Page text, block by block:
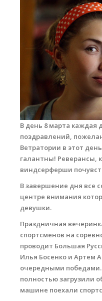
В день 8 марта каждая
поздравлений,
Ветратории в этот
галантны! Реверансы,
виндсерферши
В завершение дня все
центре внимания
девушки.
Праздничная
спортсменов на
проводит Большая
Илья Босенко и Артем
очередными
полностью загрузили
машине поехали